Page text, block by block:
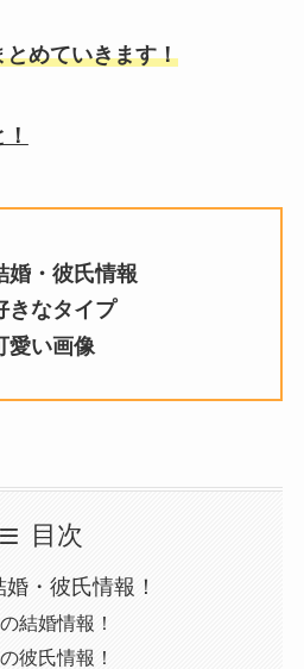
めていきます！
婚・彼氏情報
きなタイプ
愛い画像
目次
・彼氏情報！
結婚情報！
彼氏情報！